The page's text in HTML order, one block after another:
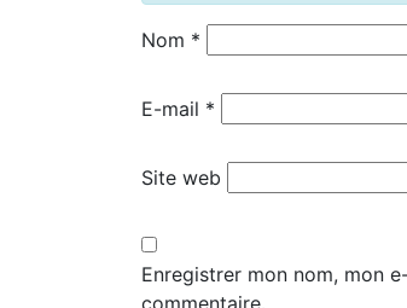
Nom *
E-mail *
Site web
Enregistrer mon nom, mon
commentaire.